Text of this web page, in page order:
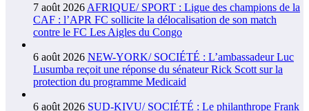
7 août 2026 AFRIQUE/ SPORT : Ligue des champions de la
CAF : l’APR FC sollicite la délocalisation de son match
contre le FC Les Aigles du Congo
6 août 2026 NEW-YORK/ SOCIÉTÉ : L’ambassadeur Luc
Lusumba reçoit une réponse du sénateur Rick Scott sur la
protection du programme Medicaid
6 août 2026 SUD-KIVU/ SOCIÉTÉ : Le philanthrope Frank